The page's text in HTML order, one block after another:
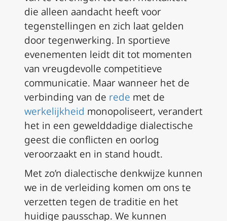
die alleen aandacht heeft voor
tegenstellingen en zich laat gelden
door tegenwerking. In sportieve
evenementen leidt dit tot momenten
van vreugdevolle competitieve
communicatie. Maar wanneer het de
verbinding van de rede met de
werkelijkheid monopoliseert, verandert
het in een gewelddadige dialectische
geest die conflicten en oorlog
veroorzaakt en in stand houdt.
Met zo’n dialectische denkwijze kunnen
we in de verleiding komen om ons te
verzetten tegen de traditie en het
huidige pausschap. We kunnen